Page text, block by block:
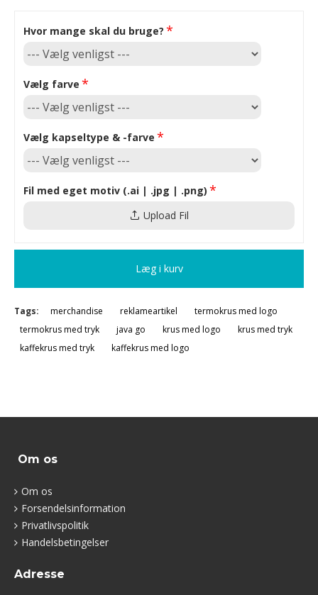
Hvor mange skal du bruge?
Vælg farve
Vælg kapseltype & -farve
Fil med eget motiv (.ai | .jpg | .png)
Upload Fil
Læg i kurv
Tags: merchandise reklameartikel
termokrus med logo
termokrus med tryk
java go krus med logo
krus med tryk
kaffekrus med tryk
kaffekrus med logo
Om os
Om os
Forsendelsinformation
Privatlivspolitik
Handelsbetingelser
Adresse